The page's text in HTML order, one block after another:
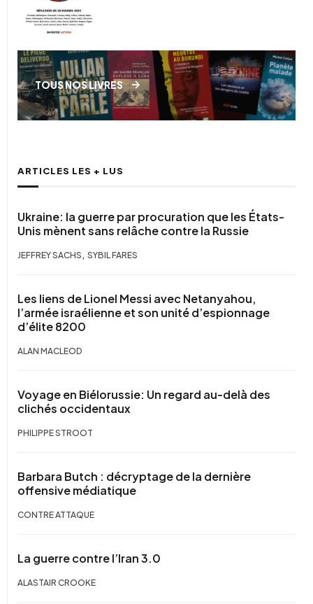
TOUS NOS LIVRES
ARTICLES LES + LUS
Ukraine: la guerre par procuration que les États-
Unis mènent sans relâche contre la Russie
JEFFREY SACHS , SYBIL FARES
Les liens de Lionel Messi avec Netanyahou,
l’armée israélienne et son unité d’espionnage
d’élite 8200
ALAN MACLEOD
Voyage en Biélorussie: Un regard au-delà des
clichés occidentaux
PHILIPPE STROOT
Barbara Butch : décryptage de la dernière
offensive médiatique
CONTRE ATTAQUE
La guerre contre l’Iran 3.0
ALASTAIR CROOKE